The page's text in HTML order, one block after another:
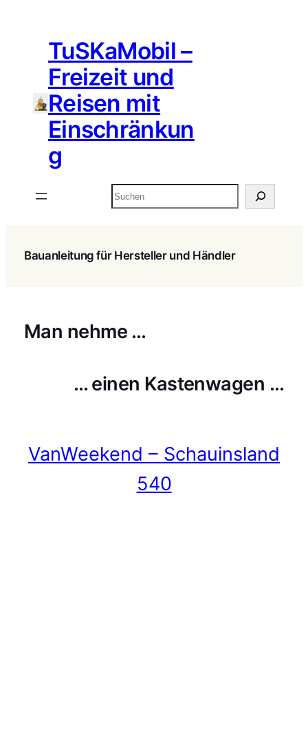
TuSKaMobil –
Freizeit und
Reisen mit
Einschränkun
g
Suchen
Bauanleitung für Hersteller und Händler
Man nehme …
… einen Kastenwagen …
VanWeekend – Schauinsland
540